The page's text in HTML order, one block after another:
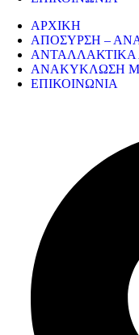
ΑΡΧΙΚΗ
ΑΠΟΣΥΡΣΗ –
ΑΝΑΚΥΚΛΩΣΗ
ΕΠΙΚΟΙΝΩΝΙΑ